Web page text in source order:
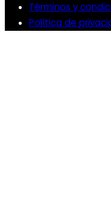
Términos y
Política de